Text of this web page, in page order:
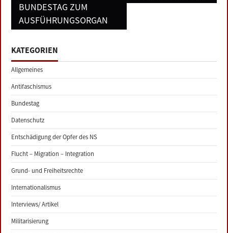
BUNDESTAG ZUM
AUSFÜHRUNGSORGAN
KATEGORIEN
Allgemeines
Antifaschismus
Bundestag
Datenschutz
Entschädigung der Opfer des NS
Flucht – Migration – Integration
Grund- und Freiheitsrechte
Internationalismus
Interviews/ Artikel
Militarisierung